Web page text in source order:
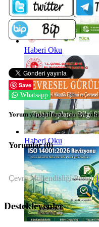
Haberi Oku
Haberi Oku
Save
Whatsapp
Yorum yapabilmek için üye
Yorumlar (0)
Çevre Mühendisliği Portalı
Destekleyenler